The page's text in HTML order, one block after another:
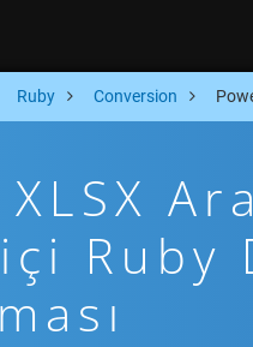
Ruby Conversion
XLSX
Ruby